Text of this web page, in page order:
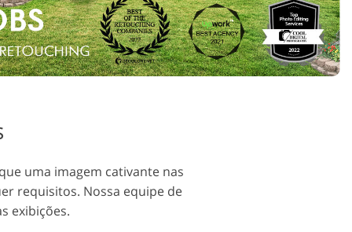
uma imagem cativante nas
requisitos. Nossa equipe de
exibições.